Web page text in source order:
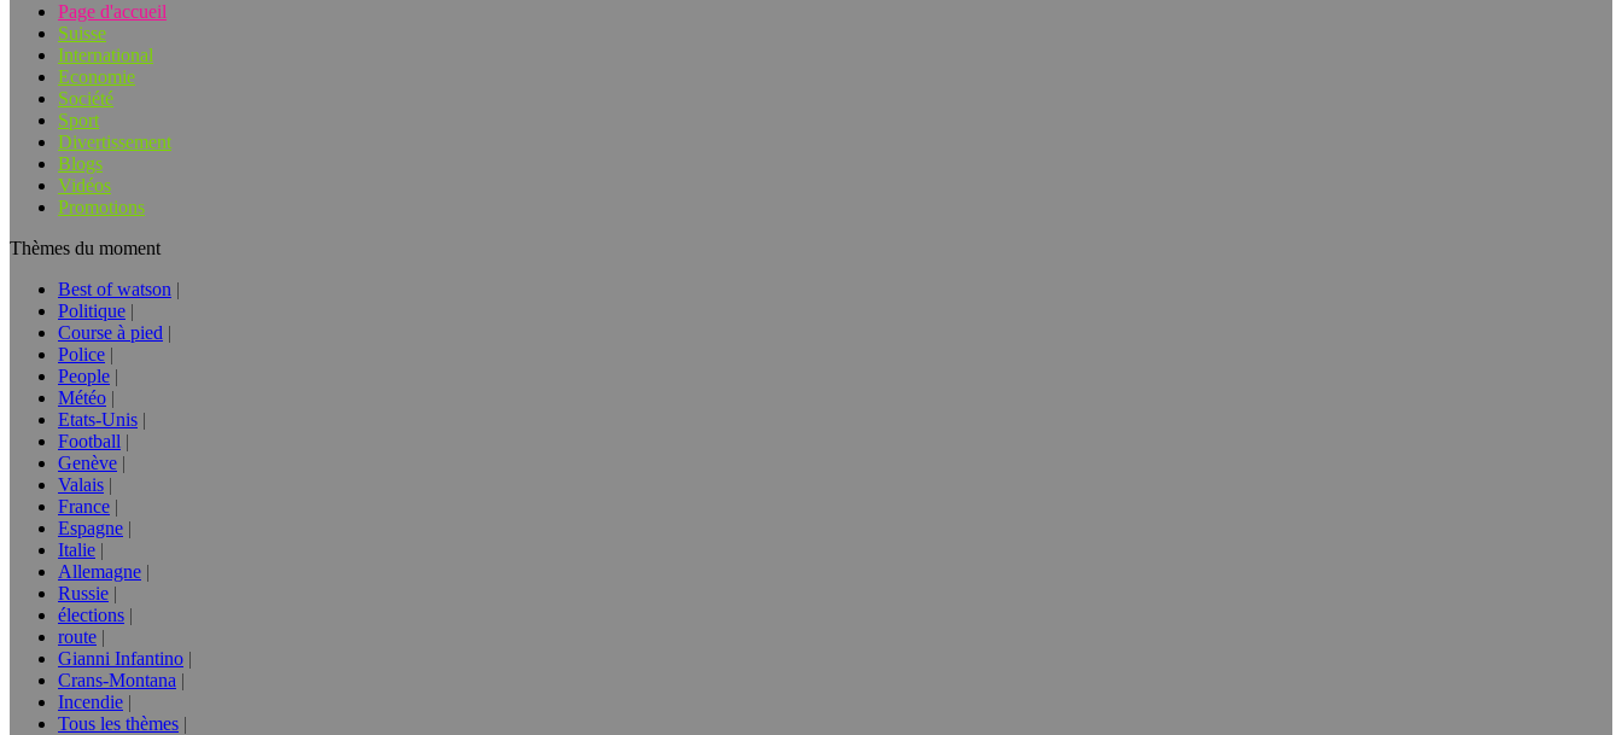
Page d'accueil
Suisse
International
Economie
Société
Sport
Divertissement
Blogs
Vidéos
Promotions
Thèmes du moment
Best of watson
Politique
Course à pied
Police
People
Météo
Etats-Unis
Football
Genève
Valais
France
Espagne
Italie
Allemagne
Russie
élections
route
Gianni Infantino
Crans-Montana
Incendie
Tous les thèmes